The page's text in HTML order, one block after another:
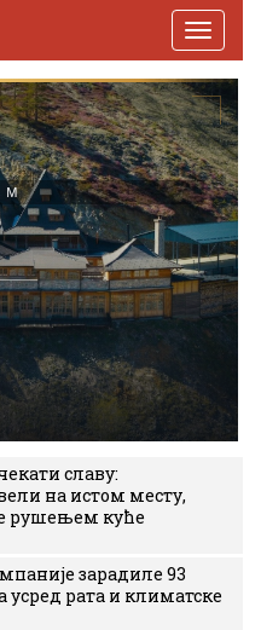
славу:
на истом месту,
рушењем куће
зарадиле 93
усред рата и климатске